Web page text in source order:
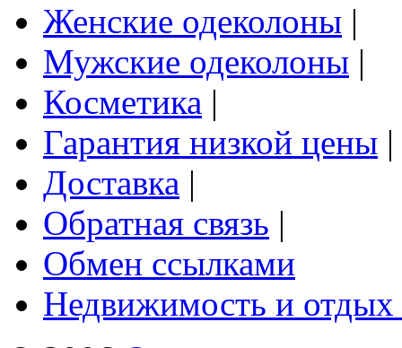
Женские одеколоны |
Мужские одеколоны |
Косметика |
Гарантия низкой цены |
Доставка |
Обратная связь |
Обмен ссылками
Недвижимость и